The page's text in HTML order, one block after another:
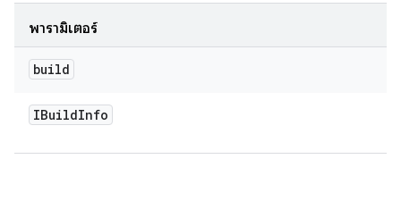
พารามิเตอร์
build
IBuildInfo